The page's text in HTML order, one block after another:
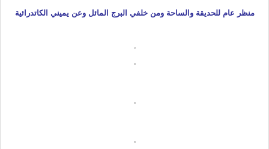
منظر عام للحديقة والساحة ومن خلفي البرج المائل وعن يميني الكاتدرائية